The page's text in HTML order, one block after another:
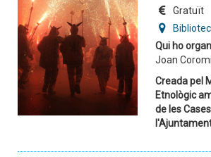
Gratuït
Qui ho
Joan
Creada pel
Etnològic
de les